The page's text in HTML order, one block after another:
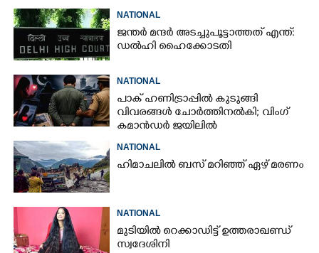
NATIONAL
ജന്ത‌‌ർ മന്ദർ അടച്ചുപൂട്ടാത്തത് എന്ത്:
ഡൽഹി ഹൈക്കോടതി
NATIONAL
പാക് ഹണിട്രാപ്പിൽ കുടുങ്ങി
വിവരങ്ങൾ ചോർത്തിനൽകി;​ വിംഗ്
കമാൻഡർ ജയിലിൽ
NATIONAL
ഹിമാചലിൽ ബസ് മറിഞ്ഞ് ഏഴ് മരണം
NATIONAL
മുടിയിൽ റെക്കാഡിട്ട് ഉത്തരാഖണ്ഡ്
സ്വദേശിനി